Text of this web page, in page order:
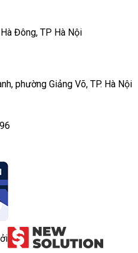
Đông, TP Hà Nội
phường Giảng Võ, TP. Hà Nội